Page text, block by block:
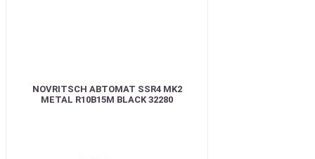
NOVRITSCH АВТОМАТ SSR4 MK2
METAL R10B15M BLACK 32280